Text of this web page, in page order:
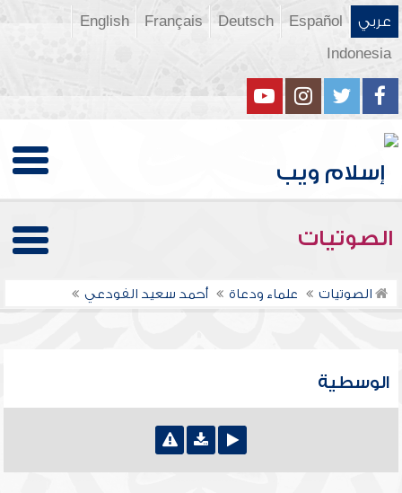
عربي Español
Deutsch
Français
English
Indonesia
الصوتيات
الصوتيات علماء ودعاة أحمد سعيد الفودعي
الوسطية